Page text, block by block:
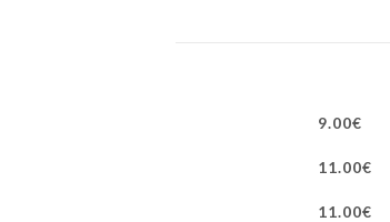
9.00€
11.00€
11.00€